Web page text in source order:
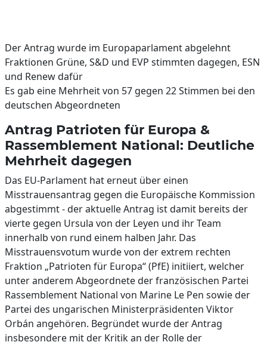
Der Antrag wurde im Europaparlament abgelehnt
Fraktionen Grüne, S&D und EVP stimmten dagegen, ESN
und Renew dafür
Es gab eine Mehrheit von 57 gegen 22 Stimmen bei den
deutschen Abgeordneten
Antrag Patrioten für Europa &
Rassemblement National: Deutliche
Mehrheit dagegen
Das EU-Parlament hat erneut über einen
Misstrauensantrag gegen die Europäische Kommission
abgestimmt - der aktuelle Antrag ist damit bereits der
vierte gegen Ursula von der Leyen und ihr Team
innerhalb von rund einem halben Jahr. Das
Misstrauensvotum wurde von der extrem rechten
Fraktion „Patrioten für Europa“ (PfE) initiiert, welcher
unter anderem Abgeordnete der französischen Partei
Rassemblement National von Marine Le Pen sowie der
Partei des ungarischen Ministerpräsidenten Viktor
Orbán angehören. Begründet wurde der Antrag
insbesondere mit der Kritik an der Rolle der